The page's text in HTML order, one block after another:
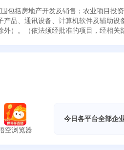
括房地产开发及销售；农业项目投
品、通讯设备、计算机软件及辅助
）。（依法须经批准的项目，经相关
空浏览器
今日各平台全部企